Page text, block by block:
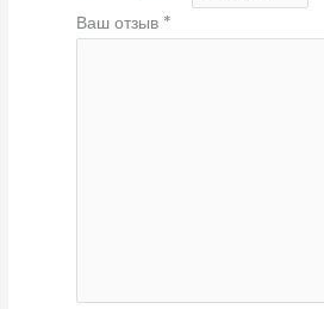
Ваш отзыв *